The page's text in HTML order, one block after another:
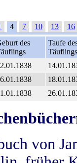
4 7 10 13
16
des
Taufe
Täuflings
von